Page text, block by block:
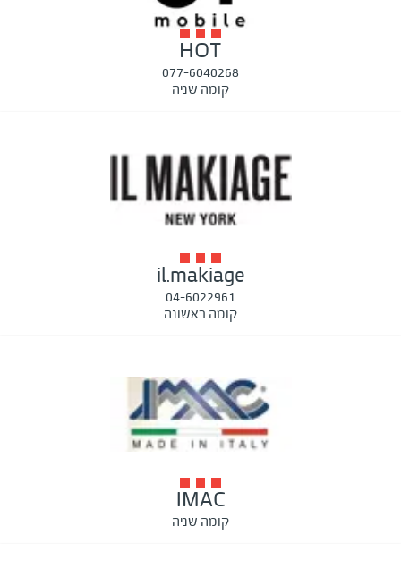
HOT
077-6040268
קומה שניה
il.makiage
04-6022961
קומה ראשונה
IMAC
קומה שניה